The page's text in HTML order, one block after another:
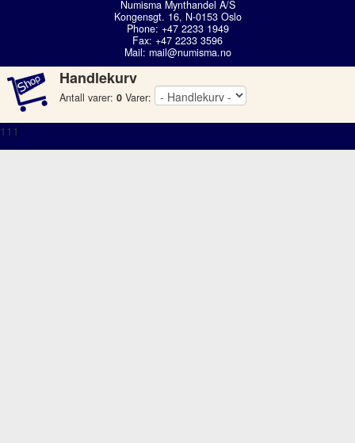
Numisma Mynthandel A/S
Kongensgt. 16, N-0153 Oslo
Phone: +47 2233 1949
Fax: +47 2233 3596
Mail: mail@numisma.no
Handlekurv
Antall varer: 0 Varer:
111